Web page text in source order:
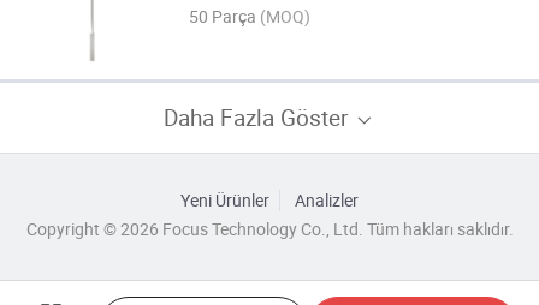
50 Parça (MOQ)
Daha Fazla Göster
Yeni Ürünler
Analizler
Copyright © 2026 Focus Technology Co., Ltd. Tüm hakları saklıdır.